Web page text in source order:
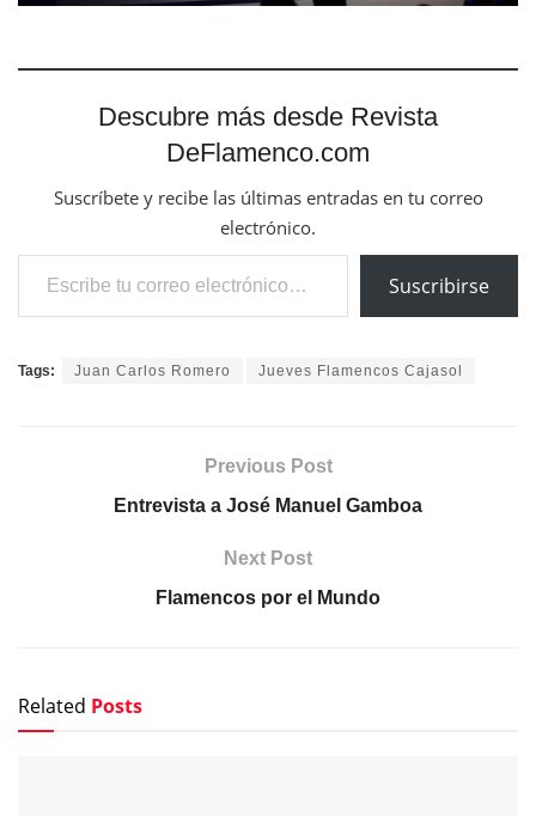
Descubre más desde Revista
DeFlamenco.com
Suscríbete y recibe las últimas entradas en tu correo
electrónico.
Escribe tu correo electrónico…
Suscribirse
Tags: Juan Carlos Romero Jueves Flamencos Cajasol
Previous Post
Entrevista a José Manuel Gamboa
Next Post
Flamencos por el Mundo
Related Posts